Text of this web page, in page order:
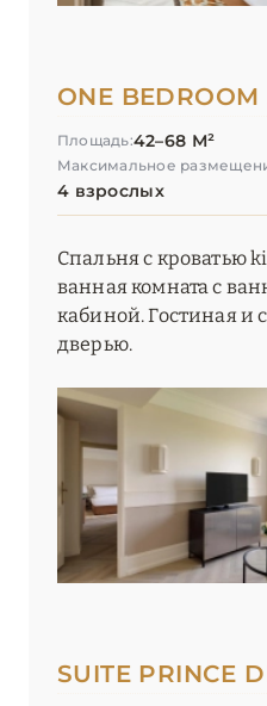
ONE BEDROOM
Площадь:42–68 М²
Максимальное
4 взрослых
Спальня с кроватью
ванная комната с
кабиной. Гостиная и
дверью.
SUITE PRINCE